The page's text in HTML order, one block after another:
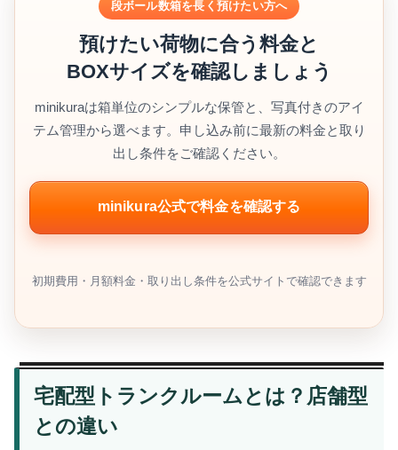
段ボール数箱を長く預けたい方へ
預けたい荷物に合う料金と
BOXサイズを確認しましょう
minikuraは箱単位のシンプルな保管と、写真付きのアイ
テム管理から選べます。申し込み前に最新の料金と取り
出し条件をご確認ください。
minikura公式で料金を確認する
初期費用・月額料金・取り出し条件を公式サイトで確認できます
宅配型トランクルームとは？店舗型
との違い